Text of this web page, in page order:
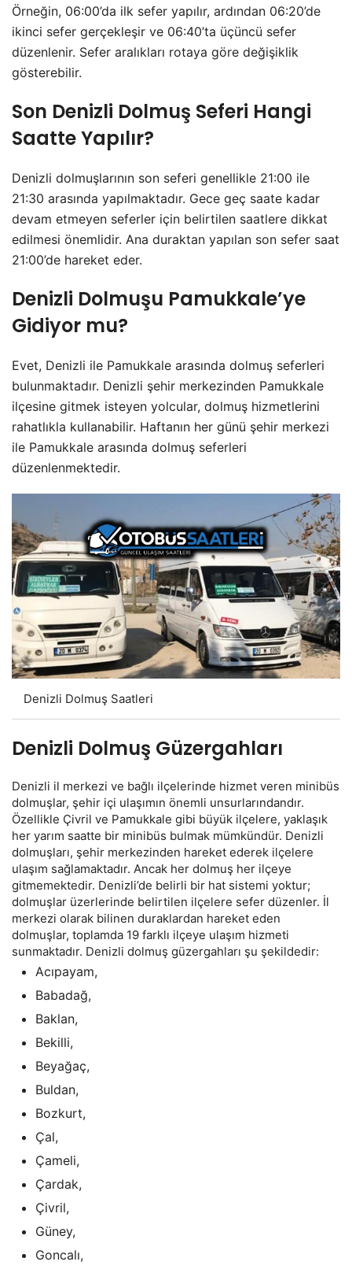
Örneğin, 06:00’da ilk sefer yapılır, ardından 06:20’de
ikinci sefer gerçekleşir ve 06:40’ta üçüncü sefer
düzenlenir. Sefer aralıkları rotaya göre değişiklik
gösterebilir.
Son Denizli Dolmuş Seferi Hangi
Saatte Yapılır?
Denizli dolmuşlarının son seferi genellikle 21:00 ile
21:30 arasında yapılmaktadır. Gece geç saate kadar
devam etmeyen seferler için belirtilen saatlere dikkat
edilmesi önemlidir. Ana duraktan yapılan son sefer saat
21:00’de hareket eder.
Denizli Dolmuşu Pamukkale’ye
Gidiyor mu?
Evet, Denizli ile Pamukkale arasında dolmuş seferleri
bulunmaktadır. Denizli şehir merkezinden Pamukkale
ilçesine gitmek isteyen yolcular, dolmuş hizmetlerini
rahatlıkla kullanabilir. Haftanın her günü şehir merkezi
ile Pamukkale arasında dolmuş seferleri
düzenlenmektedir.
Denizli Dolmuş Saatleri
Denizli Dolmuş Güzergahları
Denizli il merkezi ve bağlı ilçelerinde hizmet veren minibüs
dolmuşlar, şehir içi ulaşımın önemli unsurlarındandır.
Özellikle Çivril ve Pamukkale gibi büyük ilçelere, yaklaşık
her yarım saatte bir minibüs bulmak mümkündür. Denizli
dolmuşları, şehir merkezinden hareket ederek ilçelere
ulaşım sağlamaktadır. Ancak her dolmuş her ilçeye
gitmemektedir. Denizli’de belirli bir hat sistemi yoktur;
dolmuşlar üzerlerinde belirtilen ilçelere sefer düzenler. İl
merkezi olarak bilinen duraklardan hareket eden
dolmuşlar, toplamda 19 farklı ilçeye ulaşım hizmeti
sunmaktadır. Denizli dolmuş güzergahları şu şekildedir:
Acıpayam,
Babadağ,
Baklan,
Bekilli,
Beyağaç,
Buldan,
Bozkurt,
Çal,
Çameli,
Çardak,
Çivril,
Güney,
Goncalı,